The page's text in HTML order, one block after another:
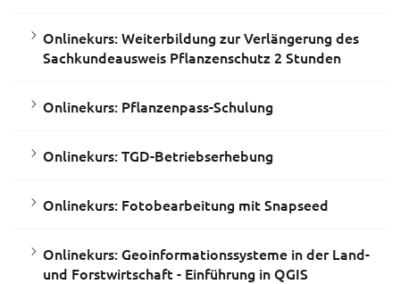
Onlinekurs: Weiterbildung zur Verlängerung des
Sachkundeausweis Pflanzenschutz 2 Stunden
Onlinekurs: Pflanzenpass-Schulung
Onlinekurs: TGD-Betriebserhebung
Onlinekurs: Fotobearbeitung mit Snapseed
Onlinekurs: Geoinformationssysteme in der Land-
und Forstwirtschaft - Einführung in QGIS